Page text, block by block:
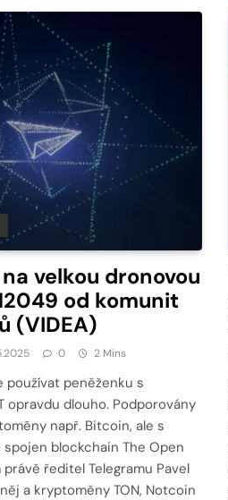
velkou dronovou
od komunit
(VIDEA)
0 2 Mins
používat peněženku s
opravdu dlouho. Podporovány
např. Bitcoin, ale s
spojen blockchain The Open
právě ředitel Telegramu Pavel
a kryptoměny TON, Notcoin